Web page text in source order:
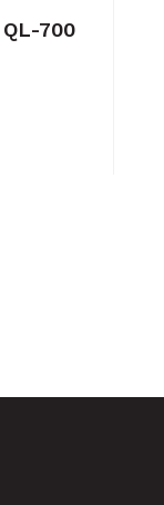
700